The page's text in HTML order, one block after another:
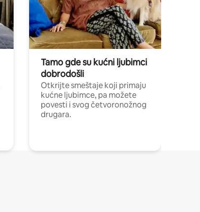
Tamo gde su kućni ljubimci
dobrodošli
Otkrijte smeštaje koji primaju
kućne ljubimce, pa možete
povesti i svog četvoronožnog
drugara.